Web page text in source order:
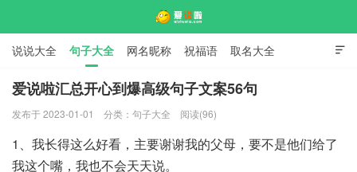

说说大全 句子大全 网名昵称 祝福语 取名大全
标语口号 签名大全
爱说啦汇总开心到爆高级句子文案56句
发布于 2023-01-01 分类： 句子大全 阅读(96)
1、我长得这么好看，主要谢谢我的父母，要不是他们给了
我这个嘴，我也不会天天说。